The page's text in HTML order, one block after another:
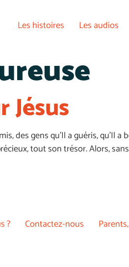
Les histoires Les audios
Jésus
des gens qu’Il a guéris, qu’Il
tout son trésor. Alors,
? Contactez-nous